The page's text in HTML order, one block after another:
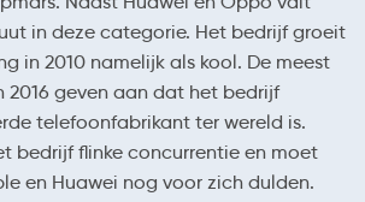
in deze categorie. Het bedrijf groeit
in 2010 namelijk als kool. De meest
2016 geven aan dat het bedrijf
telefoonfabrikant ter wereld is.
bedrijf flinke concurrentie en moet
en Huawei nog voor zich dulden.